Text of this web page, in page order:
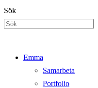
Hoppa
till
Sök
Emma
Samarbeta
Portfolio